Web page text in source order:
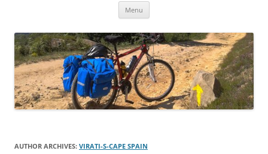
Menu
AUTHOR ARCHIVES: VIRATI-S-CAPE SPAIN